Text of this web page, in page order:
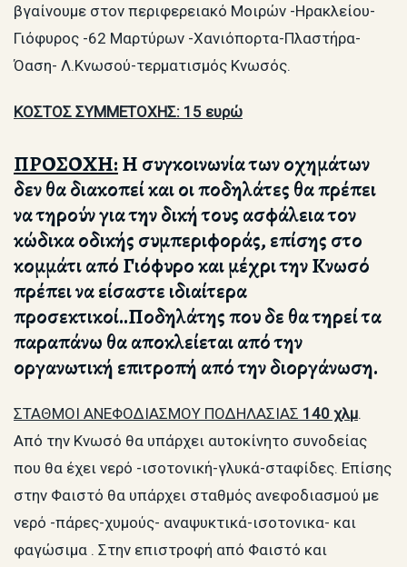
βγαίνουμε στον περιφερειακό Μοιρών -Ηρακλείου-
Γιόφυρος -62 Μαρτύρων -Χανιόπορτα-Πλαστήρα-
Όαση- Λ.Κνωσού-τερματισμός Κνωσός.
ΚΟΣΤΟΣ ΣΥΜΜΕΤΟΧΗΣ: 15 ευρώ
ΠΡΟΣΟΧΗ:Η συγκοινωνία των οχημάτων
δεν θα διακοπεί και οι ποδηλάτες θα πρέπει
να τηρούν για την δική τους ασφάλεια τον
κώδικα οδικής συμπεριφοράς, επίσης στο
κομμάτι από Γιόφυρο και μέχρι την Κνωσό
πρέπει να είσαστε ιδιαίτερα
προσεκτικοί..Ποδηλάτης που δε θα τηρεί τα
παραπάνω θα αποκλείεται από την
οργανωτική επιτροπή από την διοργάνωση.
ΣΤΑΘΜΟΙ ΑΝΕΦΟΔΙΑΣΜΟΥ ΠΟΔΗΛΑΣΙΑΣ 140 χλμ.
Από την Κνωσό θα υπάρχει αυτοκίνητο συνοδείας
που θα έχει νερό -ισοτονική-γλυκά-σταφίδες. Επίσης
στην Φαιστό θα υπάρχει σταθμός ανεφοδιασμού με
νερό -πάρες-χυμούς- αναψυκτικά-ισοτονικα- και
φαγώσιμα . Στην επιστροφή από Φαιστό και